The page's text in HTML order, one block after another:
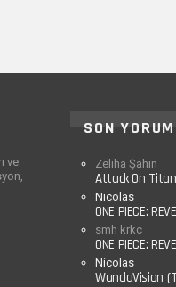
ve
SON
Zeliha Şahin
Attack On
Nicolas
ONE PIECE:
smh krkc
ONE PIECE:
Nicolas
WandaVision